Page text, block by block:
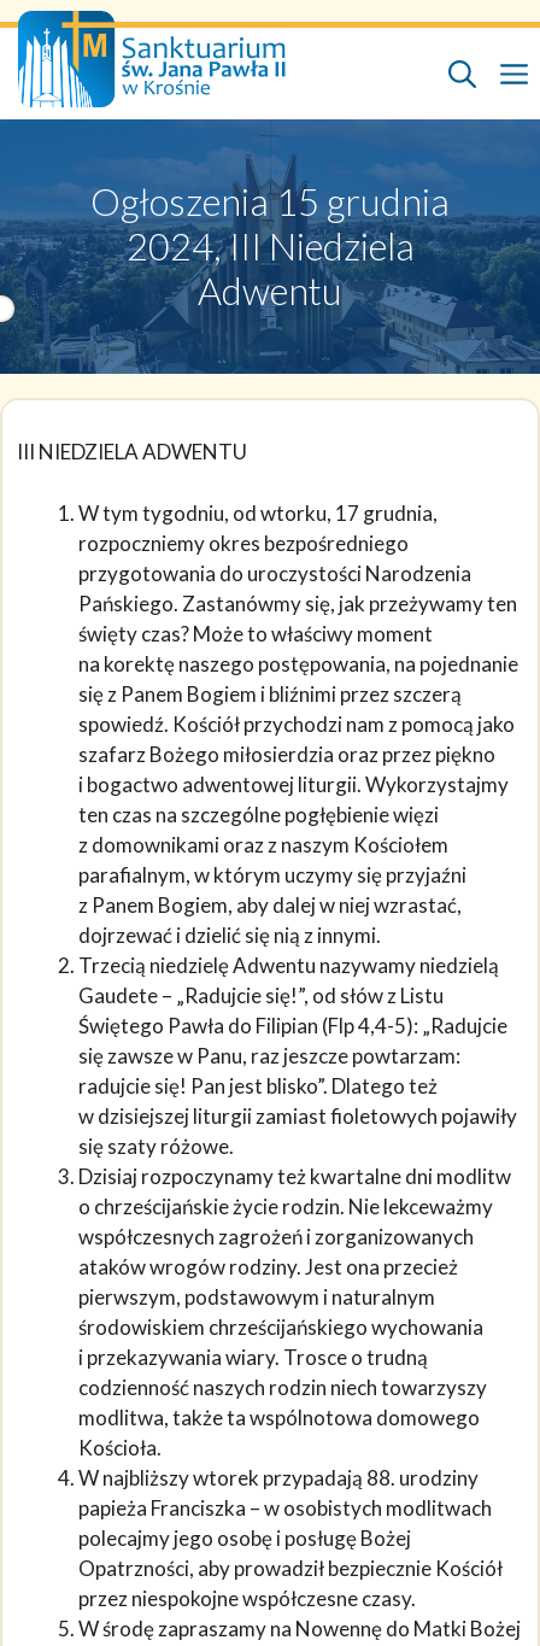
Przejdź
do
treści
Ogłoszenia 15 grudnia
2024, III Niedziela
Adwentu
III NIEDZIELA ADWENTU
W tym tygodniu, od wtorku, 17 grudnia,
rozpoczniemy okres bezpośredniego
przygotowania do uroczystości Narodzenia
Pańskiego. Zastanówmy się, jak przeżywamy ten
święty czas? Może to właściwy moment
na korektę naszego postępowania, na pojednanie
się z Panem Bogiem i bliźnimi przez szczerą
spowiedź. Kościół przychodzi nam z pomocą jako
szafarz Bożego miłosierdzia oraz przez piękno
i bogactwo adwentowej liturgii. Wykorzystajmy
ten czas na szczególne pogłębienie więzi
z domownikami oraz z naszym Kościołem
parafialnym, w którym uczymy się przyjaźni
z Panem Bogiem, aby dalej w niej wzrastać,
dojrzewać i dzielić się nią z innymi.
Trzecią niedzielę Adwentu nazywamy niedzielą
Gaudete – „Radujcie się!”, od słów z Listu
Świętego Pawła do Filipian (Flp 4,4-5): „Radujcie
się zawsze w Panu, raz jeszcze powtarzam:
radujcie się! Pan jest blisko”. Dlatego też
w dzisiejszej liturgii zamiast fioletowych pojawiły
się szaty różowe.
Dzisiaj rozpoczynamy też kwartalne dni modlitw
o chrześcijańskie życie rodzin. Nie lekceważmy
współczesnych zagrożeń i zorganizowanych
ataków wrogów rodziny. Jest ona przecież
pierwszym, podstawowym i naturalnym
środowiskiem chrześcijańskiego wychowania
i przekazywania wiary. Trosce o trudną
codzienność naszych rodzin niech towarzyszy
modlitwa, także ta wspólnotowa domowego
Kościoła.
W najbliższy wtorek przypadają 88. urodziny
papieża Franciszka – w osobistych modlitwach
polecajmy jego osobę i posługę Bożej
Opatrzności, aby prowadził bezpiecznie Kościół
przez niespokojne współczesne czasy.
W środę zapraszamy na Nowennę do Matki Bożej